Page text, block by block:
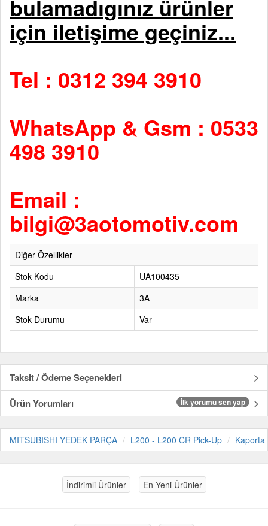
bulamadıgınız ürünler
için iletişime geçiniz...
Tel : 0312 394 3910
WhatsApp & Gsm : 0533
498 3910
Email :
bilgi@3aotomotiv.com
Diğer Özellikler
Stok Kodu
UA100435
Marka
3A
Stok Durumu
Var
Taksit / Ödeme Seçenekleri
Ürün Yorumları
İlk yorumu sen yap
MITSUBISHI YEDEK PARÇA L200 - L200 CR Pick-Up Kaporta
İndirimli Ürünler En Yeni Ürünler